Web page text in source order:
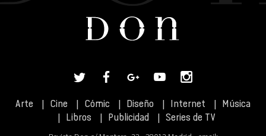
Arte Cine Cómic Diseño Internet
Música
Libros
Publicidad Series de TV